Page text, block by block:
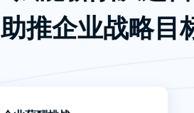
助推企业战略目